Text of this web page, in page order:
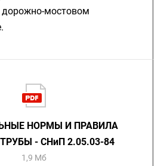
мостовом
НОРМЫ И ПРАВИЛА
- СНиП 2.05.03-84
1,9 Мб